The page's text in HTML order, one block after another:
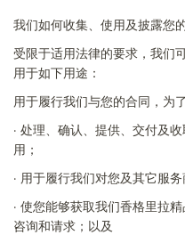
我们如何收集、使用及披露您
受限于适用法律的要求，我们
用于如下用途：
用于履行我们与您的合同，为
· 处理、确认、提供、交付及
用；
· 用于履行我们对您及其它服
· 使您能够获取我们香格里拉精
咨询和请求；以及